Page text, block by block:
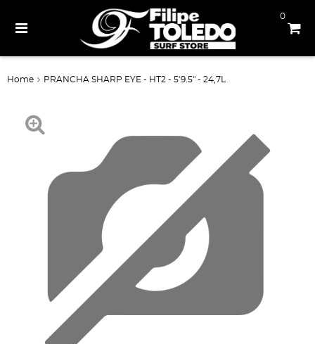
0
Home PRANCHA SHARP EYE - HT2 - 5'9.5" - 24,7L